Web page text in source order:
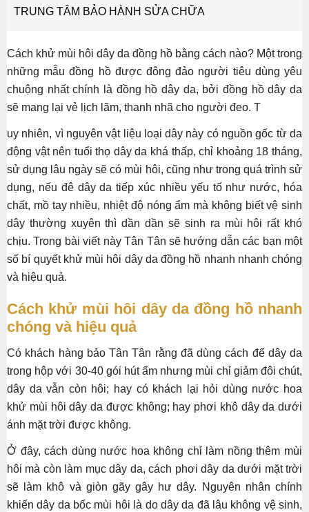
TRUNG TÂM BẢO HÀNH SỬA CHỮA
Cách khử mùi hôi dây da đồng hồ bằng cách nào? Một trong
những mẫu đồng hồ được đông đảo người tiêu dùng yêu
chuộng nhất chính là đồng hồ dây da, bởi đồng hồ dây da
sẽ mang lại vẻ lịch lãm, thanh nhã cho người đeo. T
uy nhiên, vì nguyên vật liệu loại dây này có nguồn gốc từ da
động vật nên tuổi thọ dây da khá thấp, chỉ khoảng 18 tháng,
sử dụng lâu ngày sẽ có mùi hôi, cũng như trong quá trình sử
dụng, nếu đê dây da tiếp xúc nhiều yếu tố như nước, hóa
chất, mồ tay nhiều, nhiệt độ nóng ẩm mà không biết vệ sinh
dây thường xuyên thì dần dần sẽ sinh ra mùi hôi rất khó
chịu. Trong bài viết này Tân Tân sẽ hướng dẫn các bạn một
số bí quyết khử mùi hôi dây da đồng hồ nhanh nhanh chóng
và hiệu quả.
Cách khử mùi hôi dây da đồng hồ nhanh
chóng và hiệu quả
Có khách hàng bảo Tân Tân rằng đã dùng cách để dây da
trong hộp với 30-40 gói hút ẩm nhưng mùi chỉ giảm đôi chút,
dây da vẫn còn hôi; hay có khách lại hỏi dùng nước hoa
khử mùi hôi dây da được không; hay phơi khô dây da dưới
ánh mặt trời được không.
Ở đây, cách dùng nước hoa không chỉ làm nồng thêm mùi
hôi mà còn làm mục dây da, cách phơi dây da dưới mặt trời
sẽ làm khô và giòn gãy gây hư dây. Nguyên nhân chính
khiến dây da bốc mùi hôi là do dây da đã lâu không vệ sinh,